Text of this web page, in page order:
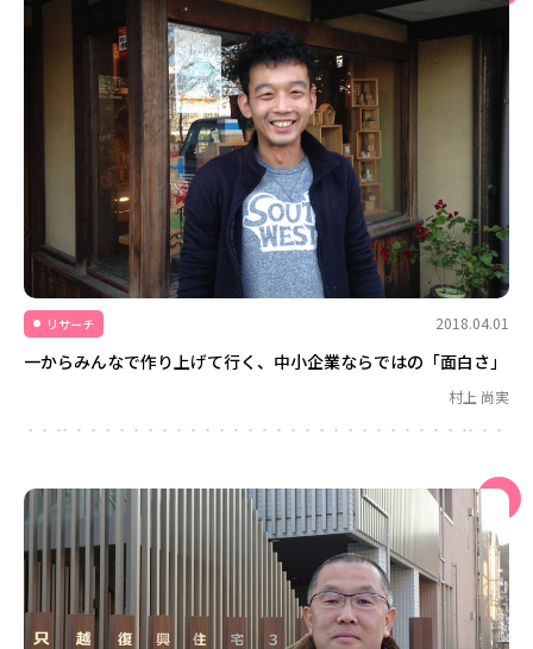
リサーチ 2018.04.01
一からみんなで作り上げて行く、中小企業ならではの「面白さ」
村上 尚実